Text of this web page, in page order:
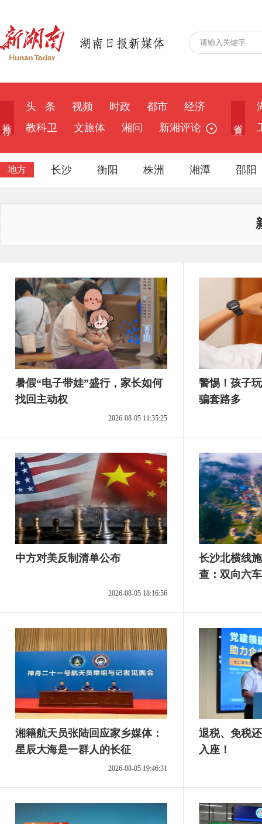
头 条 视频 时政 都市
经济
教科卫
文旅体 湘问 新湘评论
地方 长沙 衡阳 株洲 湘潭 邵阳
暑假“电子带娃”盛行，家长如何
找回主动权
2026-08-05 11:35:25
警惕！孩子
骗套路多
中方对美反制清单公布
2026-08-05 18:16:56
长沙北横线
查：双向六
湘籍航天员张陆回应家乡媒体：
星辰大海是一群人的长征
2026-08-05 19:46:31
退税、免税
入座！